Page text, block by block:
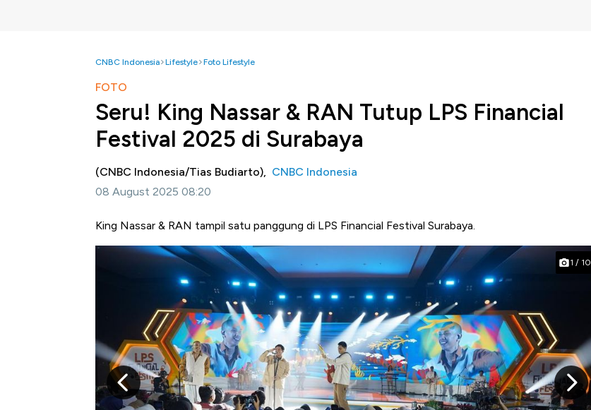
CNBC Indonesia Lifestyle Foto Lifestyle
FOTO
Seru! King Nassar & RAN Tutup LPS Financial
Festival 2025 di Surabaya
(CNBC Indonesia/Tias Budiarto), CNBC Indonesia
08 August 2025 08:20
King Nassar & RAN tampil satu panggung di LPS Financial Festival Surabaya.
1 / 10